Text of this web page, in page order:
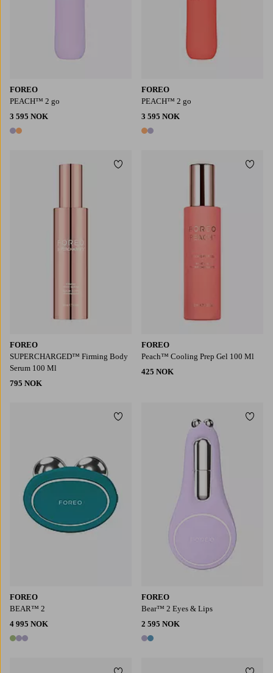
FOREO
PEACH™ 2 go
3 595 NOK
2 farger
FOREO
PEACH™ 2 go
3 595 NOK
2 farger
FOREO
SUPERCHARGED™ Firming Body
Serum 100 Ml
795 NOK
Legg til favoritter
FOREO
Peach™ Cooling Prep Gel 100 Ml
425 NOK
FOREO
BEAR™ 2
4 995 NOK
3 farger
Legg til favoritter
FOREO
Bear™ 2 Eyes & Lips
2 595 NOK
2 farger